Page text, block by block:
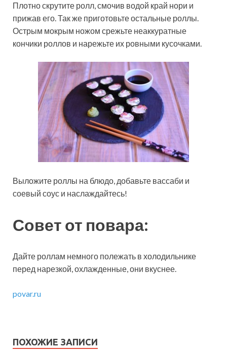
Плотно скрутите ролл, смочив водой край нори и
прижав его. Так же приготовьте остальные роллы.
Острым мокрым ножом срежьте неаккуратные
кончики роллов и нарежьте их ровными кусочками.
Выложите роллы на блюдо, добавьте вассаби и
соевый соус и наслаждайтесь!
Совет от повара:
Дайте роллам немного полежать в холодильнике
перед нарезкой, охлажденные, они вкуснее.
povar.ru
ПОХОЖИЕ ЗАПИСИ